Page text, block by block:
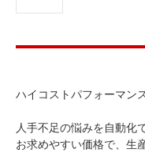
ハイコストパフォーマン
人手不足の悩みを自動化
お求めやすい価格で、生